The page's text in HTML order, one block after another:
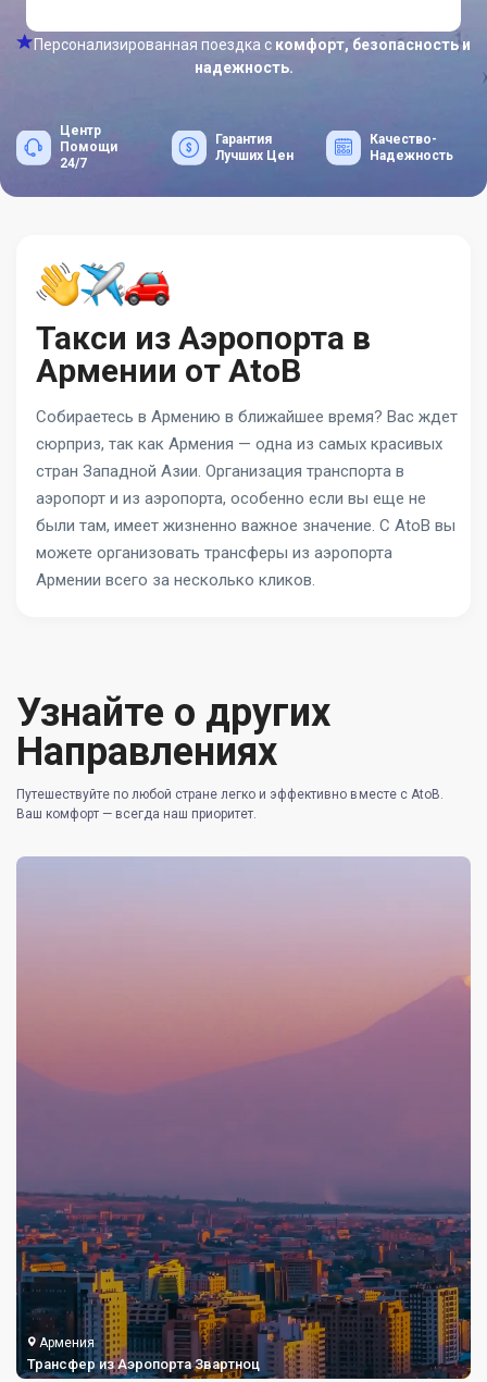
Персонализированная поездка с комфорт, безопасность и
надежность.
Центр
Помощи
24/7
Гарантия
Лучших Цен
Качество-
Надежность
Такси из Аэропорта в
Армении от AtoB
Собираетесь в Армению в ближайшее время? Вас ждет
сюрприз, так как Армения — одна из самых красивых
стран Западной Азии. Организация транспорта в
аэропорт и из аэропорта, особенно если вы еще не
были там, имеет жизненно важное значение. С AtoB вы
можете организовать трансферы из аэропорта
Армении всего за несколько кликов.
Узнайте о других
Направлениях
Путешествуйте по любой стране легко и эффективно вместе с AtoB.
Ваш комфорт — всегда наш приоритет.
Армения
Трансфер из Аэропорта Звартноц